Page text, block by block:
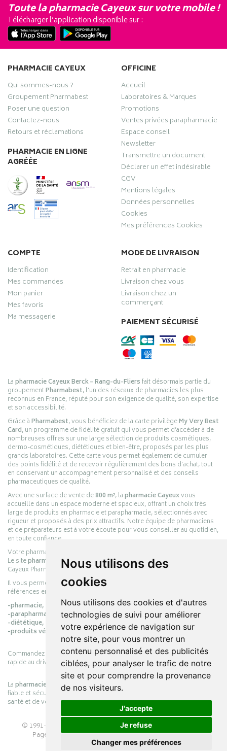
Nous utilisons des
cookies
Nous utilisons des cookies et d'autres
technologies de suivi pour améliorer
votre expérience de navigation sur
notre site, pour vous montrer un
contenu personnalisé et des publicités
ciblées, pour analyser le trafic de notre
site et pour comprendre la provenance
de nos visiteurs.
J'accepte
Je refuse
Changer mes préférences
Toute la pharmacie Cayeux sur votre mobile !
Télécharger l’application disponible sur :
PHARMACIE CAYEUX
Qui sommes-nous ?
Groupement Pharmabest
Poser une question
Contactez-nous
Retours et réclamations
PHARMACIE EN LIGNE
AGRÉÉE
OFFICINE
Accueil
Laboratoires & Marques
Promotions
Ventes privées parapharmacie
Espace conseil
Newsletter
Transmettre un document
Déclarer un effet indésirable
CGV
Mentions légales
Données personnelles
Cookies
Mes préférences Cookies
COMPTE
Identification
Mes commandes
Mon panier
Mes favoris
Ma messagerie
MODE DE LIVRAISON
Retrait en pharmacie
Livraison chez vous
Livraison chez un
commerçant
PAIEMENT SÉCURISÉ
Lapharmacie Cayeux Berck – Rang-du-Fliersfait désormais partie du
groupementPharmabest, l’un des réseaux de pharmacies les plus
reconnus en France, réputé pour son exigence de qualité, son expertise
et son accessibilité.
Grâce àPharmabest, vous bénéficiez de la carte privilègeMy Very Best
Card, un programme de fidélité gratuit qui vous permet d’accéder à de
nombreuses offres sur une large sélection de produits cosmétiques,
dermo-cosmétiques, diététiques et bien-être, proposés par les plus
grands laboratoires. Cette carte vous permet également de cumuler
des points fidélité et de recevoir régulièrement des bons d’achat, tout
en conservant un accompagnement personnalisé et des conseils
pharmaceutiques de qualité.
Avec une surface de vente de800 m², lapharmacie Cayeuxvous
accueille dans un espace moderne et spacieux, offrant un choix très
large de produits en pharmacie et parapharmacie, sélectionnés avec
rigueur et proposés à des prix attractifs. Notre équipe de pharmaciens
et de préparateurs est à votre écoute pour vous conseiller au quotidien,
en toute confiance.
Votre pharmacie en ligne :
Le sitepharmacie-cayeux.frest le prolongement digital de la pharmacie
Cayeux Pharmabest Berck-sur-Mer – Rang-du-Fliers.
Il vous permet de réaliser vos achats en ligne parmi des milliers de
références en :
-pharmacie,
-parapharmacie,
-diététique,
-produits vétérinaires.
Commandez simplement vos produits en ligne et choisissez le retrait
rapide au drive ou la livraison à domicile, en toute simplicité.
Lapharmacie Cayeuxs’engage à vous offrir une expérience pratique,
fiable et sécurisée, en officine comme en ligne, au service de votre
santé et de votre bien-être.
© 1991-2026 PHARMACIE CAYEUX– Tous droits réservés –
Page mise à jour le 03/08/2026 –Pharmacie en ligne
Apotekisto